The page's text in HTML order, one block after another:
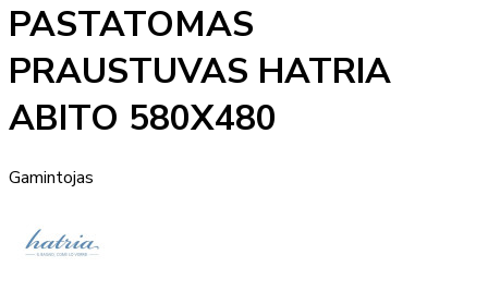
PASTATOMAS
PRAUSTUVAS HATRIA
ABITO 580X480
Gamintojas